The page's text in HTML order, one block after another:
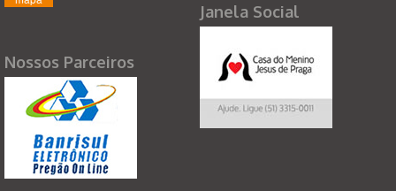
Nossos Parceiros
Janela Social